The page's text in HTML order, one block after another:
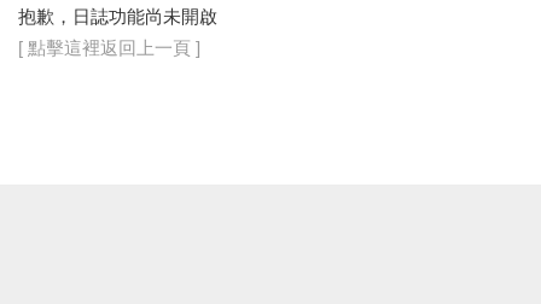
抱歉，日誌功能尚未開啟
[ 點擊這裡返回上一頁 ]